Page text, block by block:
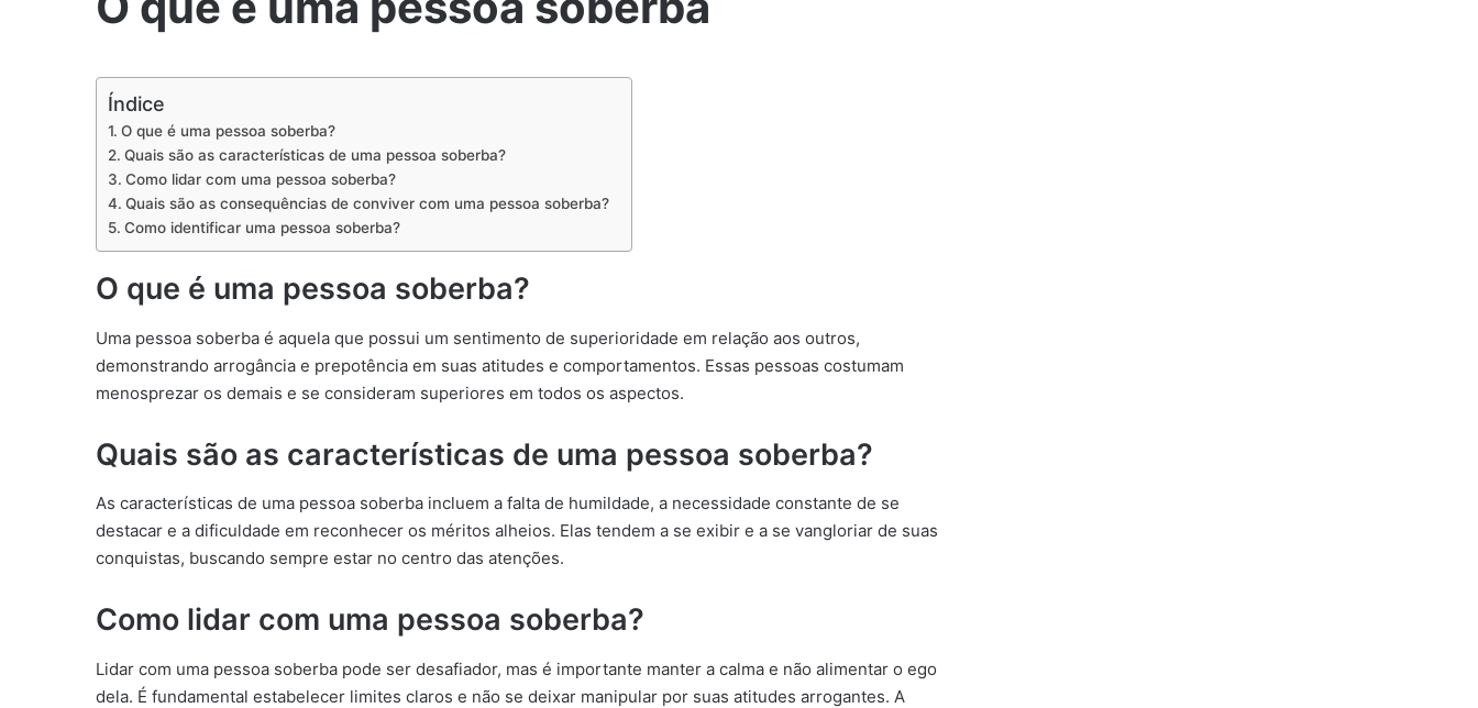
Índice
O que é uma pessoa soberba?
Quais são as características de uma pessoa soberba?
Como lidar com uma pessoa soberba?
Quais são as consequências de conviver com uma pessoa soberba?
Como identificar uma pessoa soberba?
O que é uma pessoa soberba?
Uma pessoa soberba é aquela que possui um sentimento de superioridade em relação aos outros,
demonstrando arrogância e prepotência em suas atitudes e comportamentos. Essas pessoas costumam
menosprezar os demais e se consideram superiores em todos os aspectos.
Quais são as características de uma pessoa soberba?
As características de uma pessoa soberba incluem a falta de humildade, a necessidade constante de se
destacar e a dificuldade em reconhecer os méritos alheios. Elas tendem a se exibir e a se vangloriar de suas
conquistas, buscando sempre estar no centro das atenções.
Como lidar com uma pessoa soberba?
Lidar com uma pessoa soberba pode ser desafiador, mas é importante manter a calma e não alimentar o ego
dela. É fundamental estabelecer limites claros e não se deixar manipular por suas atitudes arrogantes. A